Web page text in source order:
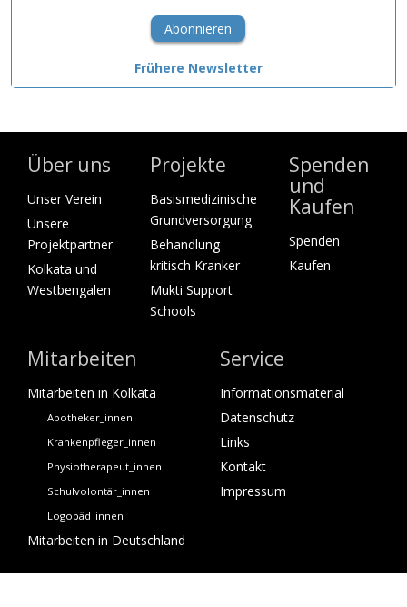
Abonnieren
Frühere Newsletter
Über uns
Unser Verein
Unsere
Projektpartner
Kolkata und
Westbengalen
Projekte
Basismedizinische
Grundversorgung
Behandlung
kritisch Kranker
Mukti Support
Schools
Spenden
und
Kaufen
Spenden
Kaufen
Mitarbeiten
Mitarbeiten in Kolkata
Apotheker_innen
Krankenpfleger_innen
Physiotherapeut_innen
Schulvolontär_innen
Logopäd_innen
Mitarbeiten in Deutschland
Service
Informationsmaterial
Datenschutz
Links
Kontakt
Impressum